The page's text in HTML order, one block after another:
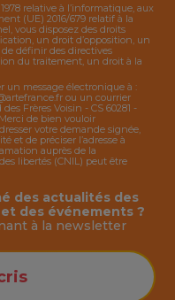
relative à l’informatique, aux
(UE) 2016/679 relatif à la
vous disposez des droits
un droit d’opposition, un
définir des directives
du traitement, un droit à la
un message électronique à :
ou un courrier
Frères Voisin - CS 60281 -
de bien vouloir
votre demande signée,
et de préciser l’adresse à
auprès de la
libertés (CNIL) peut être
des actualités des
des événements ?
à la newsletter